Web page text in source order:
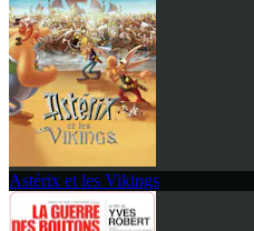
Astérix et les Vikings